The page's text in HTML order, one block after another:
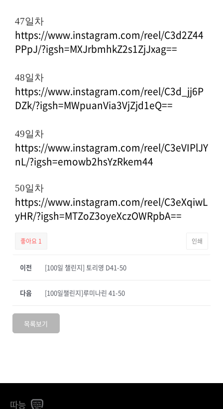
47일차
https://www.instagram.com/reel/C3d2Z44
PPpJ/?igsh=MXJrbmhkZ2s1ZjJxag==
48일차
https://www.instagram.com/reel/C3d_jj6P
DZk/?igsh=MWpuanVia3VjZjd1eQ==
49일차
https://www.instagram.com/reel/C3eVIPlJY
nL/?igsh=emowb2hsYzRkem44
50일차
https://www.instagram.com/reel/C3eXqiwL
yHR/?igsh=MTZoZ3oyeXczOWRpbA==
좋아요 1 인쇄
이전 [100일 챌린지] 토리영 D41-50
[100일챌린지]루미나린 41-50
다음
목록보기
따능